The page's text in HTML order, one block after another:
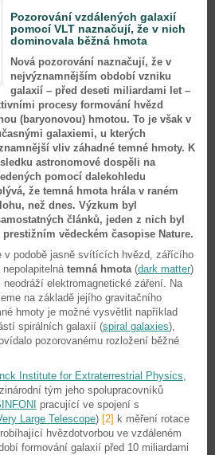
Pozorování vzdálených galaxií
pomocí VLT naznačují, že v nich
dominovala běžná hmota
Nová pozorování naznačují, že v
nejvýznamnějším období vzniku
galaxií – před deseti miliardami let –
procesy formování hvězd
(baryonovou) hmotou. To je však v
galaxiemi, u kterých
vliv záhadné temné hmoty. K
astronomové dospěli na
pomocí dalekohledu
že temná hmota hrála v raném
než dnes. Výzkum byl
článků, jeden z nich byl
vědeckém časopise Nature.
v podobě jasně svítících hvězd, zářícího
nepolapitelná temná hmota(dark matter)
neodráží elektromagnetické záření. Na
na základě jejího gravitačního
hmoty je možné vysvětlit například
spirálních galaxií (spiral galaxies),
pozorovanému rozložení běžné
Institute for Extraterrestrial Physics,
tým jeho spolupracovníků
pracující ve spojení s
Large Telescope) [2] k měření rotace
hvězdotvorbou ve vzdáleném
formování galaxií před 10 miliardami